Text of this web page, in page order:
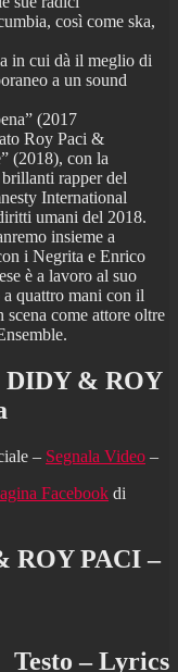
così come ska,
in cui dà il meglio di
a un sound
(2017
Roy Paci &
(2018), con la
rapper del
International
umani del 2018.
insieme a
i Negrita e Enrico
è a lavoro al suo
a quattro mani con il
come attore oltre
DIDY & ROY
– Segnala Video –
Facebook di
ROY PACI –
Testo – Lyrics